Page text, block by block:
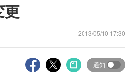
更
2013/05/10 17:30
通知